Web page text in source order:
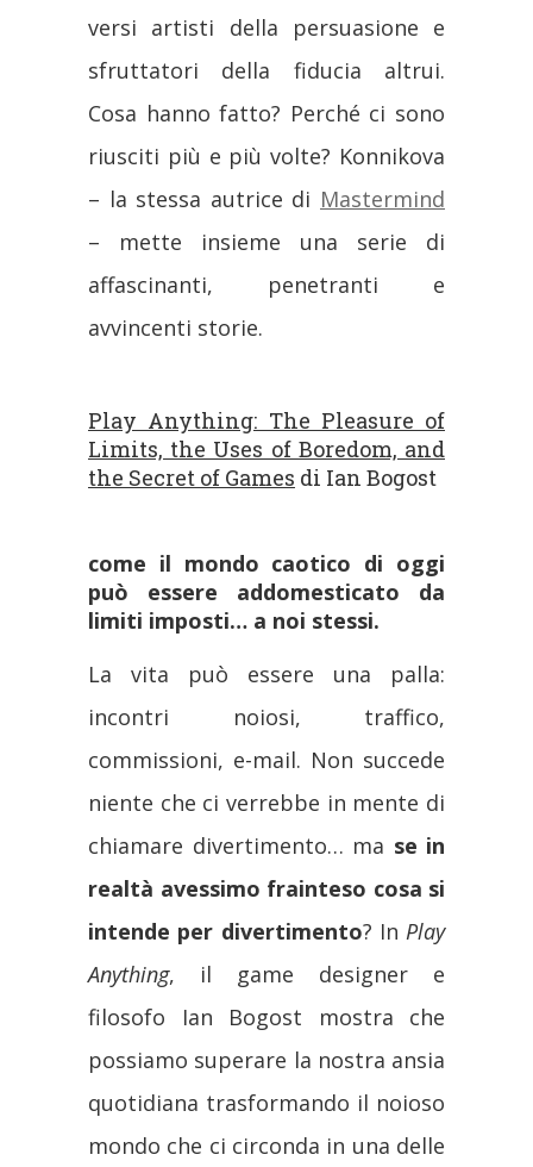
versi artisti della persuasione e
sfruttatori della fiducia altrui.
Cosa hanno fatto? Perché ci sono
riusciti più e più volte? Konnikova
– la stessa autrice di Mastermind
– mette insieme una serie di
affascinanti, penetranti e
avvincenti storie.
Play Anything: The Pleasure of
Limits, the Uses of Boredom, and
the Secret of Games di Ian Bogost
come il mondo caotico di oggi
può essere addomesticato da
limiti imposti… a noi stessi.
La vita può essere una palla:
incontri noiosi, traffico,
commissioni, e-mail. Non succede
niente che ci verrebbe in mente di
chiamare divertimento… ma se in
realtà avessimo frainteso cosa si
intende per divertimento? In Play
Anything, il game designer e
filosofo Ian Bogost mostra che
possiamo superare la nostra ansia
quotidiana trasformando il noioso
mondo che ci circonda in una delle